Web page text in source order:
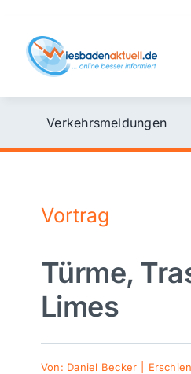
content
Verkehrsmeldungen
Vortrag
Türme,
Limes
Von: Daniel Becker